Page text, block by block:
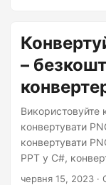
–
Використовуйте
конвертувати
конвертувати
PPT у C#,
PNG у PPT у
червня 15, 2023 ·